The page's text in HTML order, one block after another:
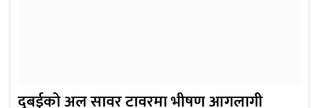
दुबईको अल सावर टावरमा भीषण आगलागी